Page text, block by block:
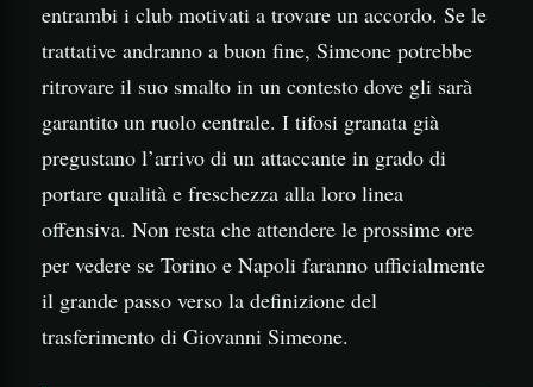
entrambi i club motivati a trovare un accordo. Se le
trattative andranno a buon fine, Simeone potrebbe
ritrovare il suo smalto in un contesto dove gli sarà
garantito un ruolo centrale. I tifosi granata già
pregustano l’arrivo di un attaccante in grado di
portare qualità e freschezza alla loro linea
offensiva. Non resta che attendere le prossime ore
per vedere se Torino e Napoli faranno ufficialmente
il grande passo verso la definizione del
trasferimento di Giovanni Simeone.